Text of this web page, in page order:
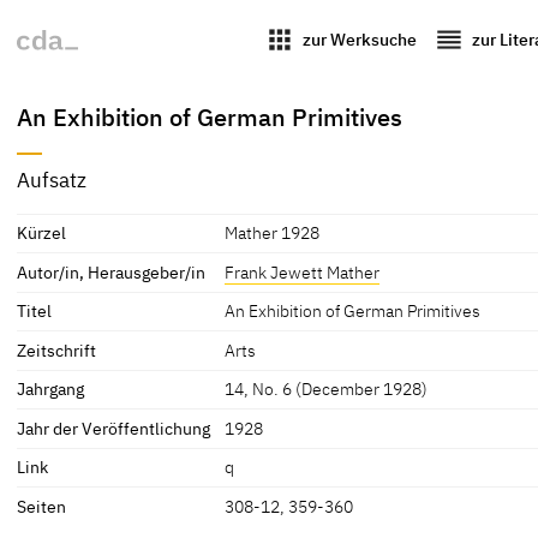
apps zur Werksuche reorder zur
An Exhibition of German Primitives
Aufsatz
Kürzel
Mather 1928
Autor/in, Herausgeber/in
Frank Jewett Mather
Titel
An Exhibition of German Primitives
Zeitschrift
Arts
Jahrgang
14, No. 6 (December 1928)
Jahr der Veröffentlichung
1928
Link
q
Seiten
308-12, 359-360